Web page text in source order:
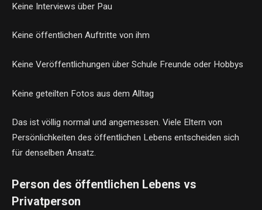
Keine Interviews über Pau
Keine öffentlichen Auftritte von ihm
Keine Veröffentlichungen über Schule Freunde oder Hobbys
Keine geteilten Fotos aus dem Alltag
Das ist völlig normal und angemessen. Viele Eltern von
Persönlichkeiten des öffentlichen Lebens entscheiden sich
für denselben Ansatz.
Person des öffentlichen Lebens vs
Privatperson